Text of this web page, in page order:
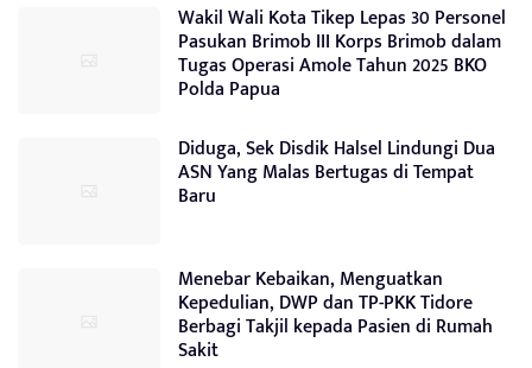
Wakil Wali Kota Tikep Lepas 30 Personel
Pasukan Brimob III Korps Brimob dalam
Tugas Operasi Amole Tahun 2025 BKO
Polda Papua
Diduga, Sek Disdik Halsel Lindungi Dua
ASN Yang Malas Bertugas di Tempat
Baru
Menebar Kebaikan, Menguatkan
Kepedulian, DWP dan TP-PKK Tidore
Berbagi Takjil kepada Pasien di Rumah
Sakit